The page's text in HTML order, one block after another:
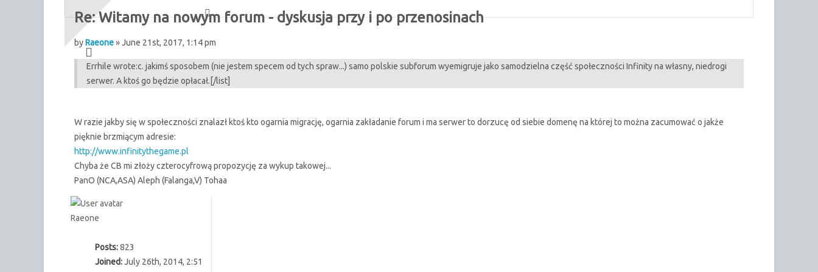
Re: Witamy na nowym forum - dyskusja przy i po przenosinach
byRaeone» June 21st, 2017, 1:14 pm
Errhile wrote:c. jakimś sposobem (nie jestem specem od tych spraw...) samo polskie subforum wyemigruje jako samodzielna część społeczności Infinity na własny, niedrogi
serwer. A ktoś go będzie opłacał.[/list]
W razie jakby się w społeczności znalazł ktoś kto ogarnia migrację, ogarnia zakładanie forum i ma serwer to dorzucę od siebie domenę na której to można zacumować o jakże
pięknie brzmiącym adresie:
http://www.infinitythegame.pl
Chyba że CB mi złoży czterocyfrową propozycję za wykup takowej...
PanO (NCA,ASA) Aleph (Falanga,V) Tohaa
Raeone
Posts:823
Joined:July 26th, 2014, 2:51